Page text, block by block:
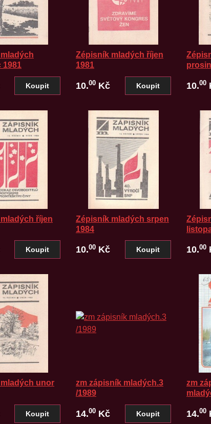
1981
Zépisník mladých říjen
1981
10.00Kč 10.00
říjen
Zépisník mladých srpen
1984
10.00Kč 10.00
unor
zm zápisník mladých.3
/1989
14.00Kč
zm
14.00